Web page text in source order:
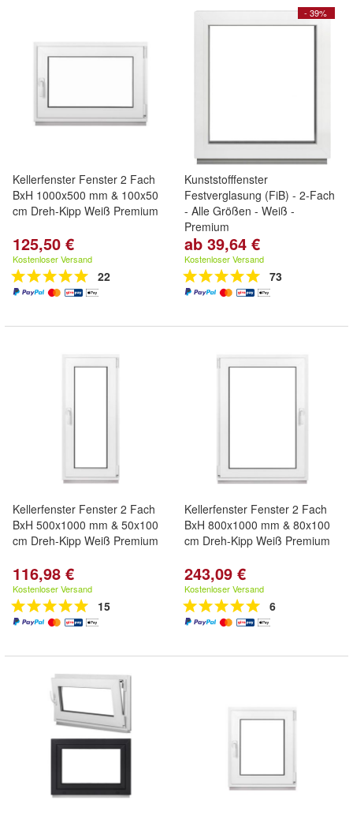
Kellerfenster Fenster 2 Fach
BxH 1000x500 mm & 100x50
cm Dreh-Kipp Weiß Premium
125,50 €
Kostenloser Versand
22
- 39%
Kunststofffenster
Festverglasung (FiB) - 2-Fach
- Alle Größen - Weiß -
Premium
ab 39,64 €
Kostenloser Versand
73
Kellerfenster Fenster 2 Fach
BxH 500x1000 mm & 50x100
cm Dreh-Kipp Weiß Premium
116,98 €
Kostenloser Versand
15
Kellerfenster Fenster 2 Fach
BxH 800x1000 mm & 80x100
cm Dreh-Kipp Weiß Premium
243,09 €
Kostenloser Versand
6